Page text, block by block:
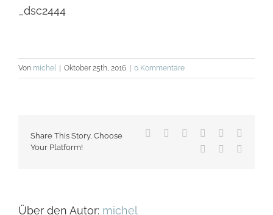
_dsc2444
Von michel | Oktober 25th, 2016 | 0 Kommentare
Share This Story, Choose
Your Platform!
Facebook Reddit LinkedInWhatsApp
Pinterest
Über den Autor: michel